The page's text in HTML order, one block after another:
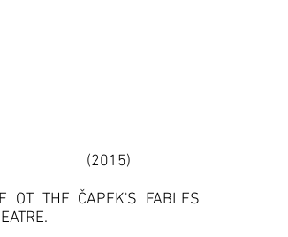
(2015)
OT THE ČAPEK'S FABLES